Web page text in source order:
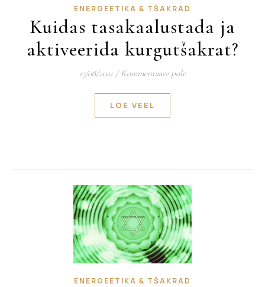
ENERGEETIKA & TŠAKRAD
Kuidas tasakaalustada ja
aktiveerida kurgutšakrat?
17/08/2021 / Kommentaare pole
LOE VEEL
ENERGEETIKA & TŠAKRAD